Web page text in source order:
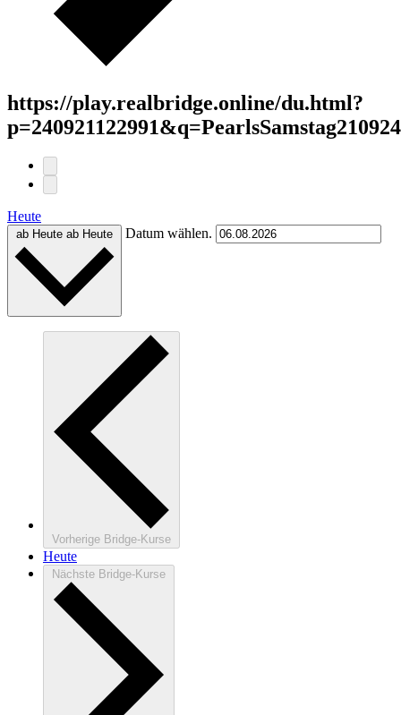
https://play.realbridge.online/du.html?
Heute
ab Heute ab Heute Datum wählen.
Vorherige Bridge-Kurse
Heute
Nächste Bridge-Kurse